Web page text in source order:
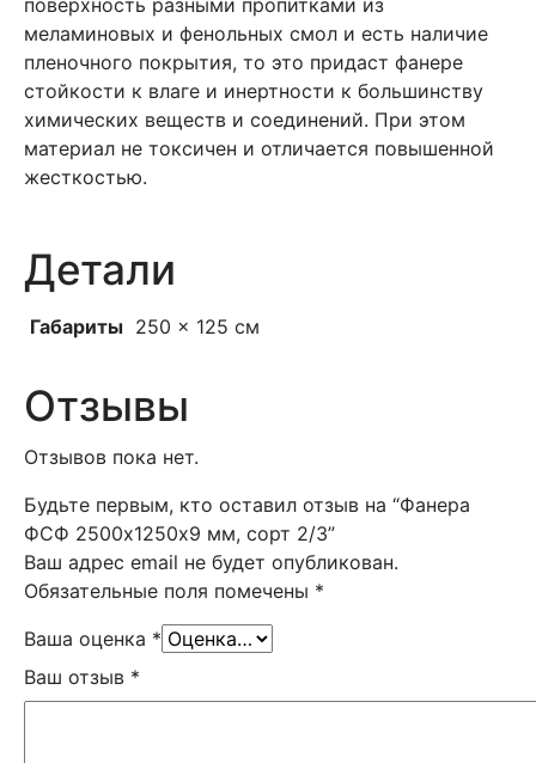
поверхность разными пропитками из
меламиновых и фенольных смол и есть наличие
пленочного покрытия, то это придаст фанере
стойкости к влаге и инертности к большинству
химических веществ и соединений. При этом
материал не токсичен и отличается повышенной
жесткостью.
Детали
Габариты 250 × 125 см
Отзывы
Отзывов пока нет.
Будьте первым, кто оставил отзыв на “Фанера
ФСФ 2500х1250х9 мм, сорт 2/3”
Ваш адрес email не будет опубликован.
Обязательные поля помечены *
Ваша оценка *
Ваш отзыв *